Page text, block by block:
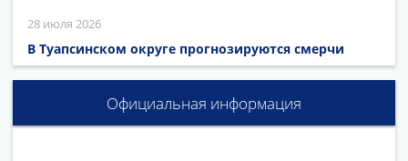
28 июля 2026
В Туапсинском округе прогнозируются смерчи
Официальная информация